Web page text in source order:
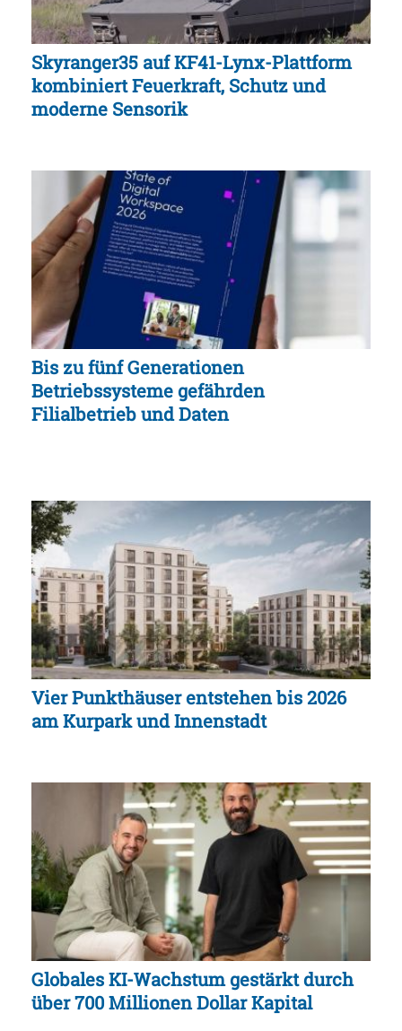
Skyranger35 auf KF41-Lynx-Plattform
kombiniert Feuerkraft, Schutz und
moderne Sensorik
Bis zu fünf Generationen
Betriebssysteme gefährden
Filialbetrieb und Daten
Vier Punkthäuser entstehen bis 2026
am Kurpark und Innenstadt
Globales KI-Wachstum gestärkt durch
über 700 Millionen Dollar Kapital